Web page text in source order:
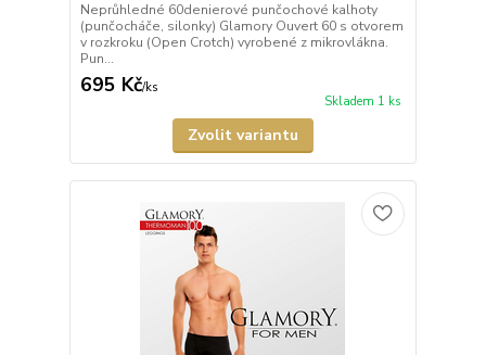
Neprůhledné 60denierové punčochové kalhoty
(punčocháče, silonky) Glamory Ouvert 60 s otvorem
v rozkroku (Open Crotch) vyrobené z mikrovlákna.
Pun...
695 Kč/ks
Skladem 1 ks
Zvolit variantu